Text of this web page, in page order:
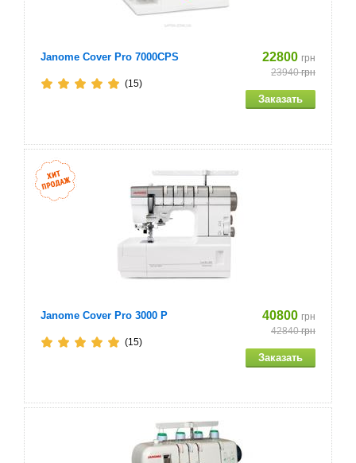
А так же в комплекте держатель катушек (4шт.),
установочные винты, нитковдеватель, отвертка
большая и маленькая, мягкий чехол
Janome Cover Pro 7000CPS 22800 грн
23940грн
(15)
Janome Cover Pro 3000 P 40800 грн
42840грн
(15)